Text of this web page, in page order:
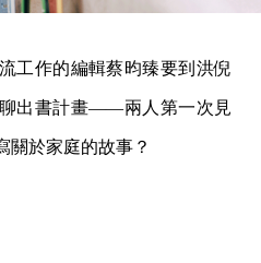
工作的編輯蔡昀臻要到洪倪
出書計畫——兩人第一次見
關於家庭的故事？